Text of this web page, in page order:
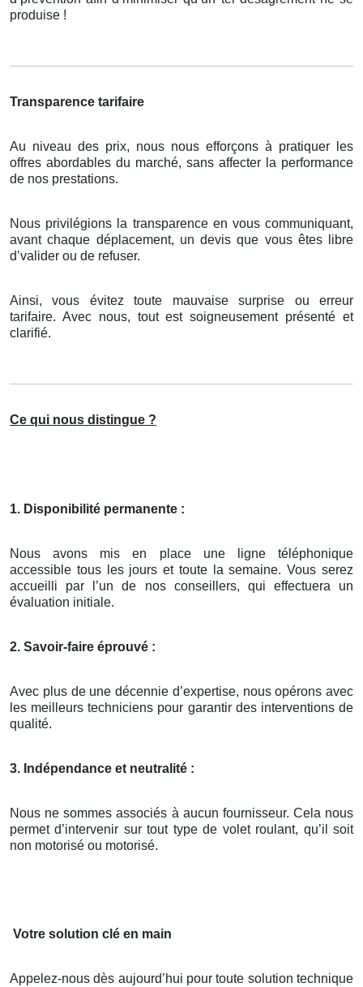
produise !
Transparence tarifaire
Au niveau des prix, nous nous efforçons à pratiquer les
offres abordables du marché, sans affecter la performance
de nos prestations.
Nous privilégions la transparence en vous communiquant,
avant chaque déplacement, un devis que vous êtes libre
d’valider ou de refuser.
Ainsi, vous évitez toute mauvaise surprise ou erreur
tarifaire. Avec nous, tout est soigneusement présenté et
clarifié.
Ce qui nous distingue ?
1. Disponibilité permanente :
Nous avons mis en place une ligne téléphonique
accessible tous les jours et toute la semaine. Vous serez
accueilli par l’un de nos conseillers, qui effectuera un
évaluation initiale.
2. Savoir-faire éprouvé :
Avec plus de une décennie d’expertise, nous opérons avec
les meilleurs techniciens pour garantir des interventions de
qualité.
3. Indépendance et neutralité :
Nous ne sommes associés à aucun fournisseur. Cela nous
permet d’intervenir sur tout type de volet roulant, qu’il soit
non motorisé ou motorisé.
Votre solution clé en main
Appelez-nous dès aujourd’hui pour toute solution technique